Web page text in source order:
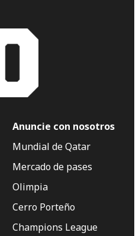
Anuncie con nosotros
Mundial de Qatar
Mercado de pases
Olimpia
Cerro Porteño
Champions League